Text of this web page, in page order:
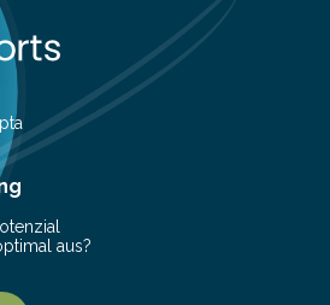
Grußworten und der
des Ideenwettbewerbs
zu einem Zeichen für
von übermorgen.
beging die
Geburtstag. Zahlreiche Gäste…
aus?